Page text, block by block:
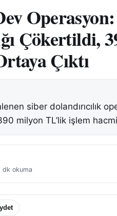
Çökertildi,
Çıktı
siber dolandırıcılık
milyon TL’lik işlem
dk okuma